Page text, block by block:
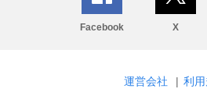
Facebook X
運営会社 | 利